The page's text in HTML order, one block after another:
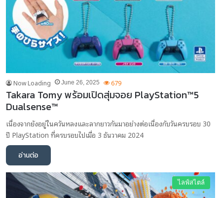
Now Loading June 26, 2025 679
Takara Tomy พร้อมเปิดสุ่มจอย PlayStation™5
Dualsense™
เนื่องจากยังอยู่ในควันหลงและลากยาวกันมาอย่างต่อเนื่องกับวันครบรอบ 30
ปี PlayStation ที่ครบรอบไปเมื่อ 3 ธันวาคม 2024
อ่านต่อ
ไลฟ์สไตล์